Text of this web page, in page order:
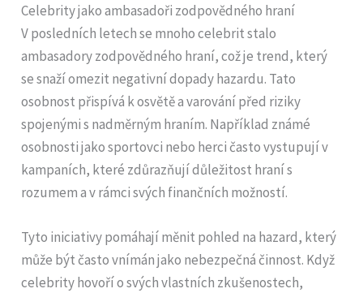
Celebrity jako ambasadoři zodpovědného hraní
V posledních letech se mnoho celebrit stalo
ambasadory zodpovědného hraní, což je trend, který
se snaží omezit negativní dopady hazardu. Tato
osobnost přispívá k osvětě a varování před riziky
spojenými s nadměrným hraním. Například známé
osobnosti jako sportovci nebo herci často vystupují v
kampaních, které zdůrazňují důležitost hraní s
rozumem a v rámci svých finančních možností.
Tyto iniciativy pomáhají měnit pohled na hazard, který
může být často vnímán jako nebezpečná činnost. Když
celebrity hovoří o svých vlastních zkušenostech,